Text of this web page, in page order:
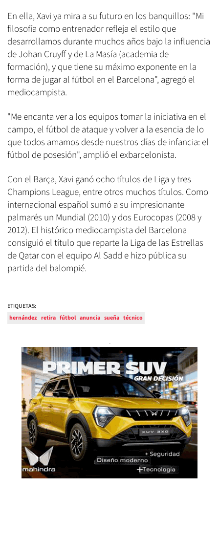
En ella, Xavi ya mira a su futuro en los banquillos: "Mi
filosofía como entrenador refleja el estilo que
desarrollamos durante muchos años bajo la influencia
de Johan Cruyff y de La Masía (academia de
formación), y que tiene su máximo exponente en la
forma de jugar al fútbol en el Barcelona", agregó el
mediocampista.
"Me encanta ver a los equipos tomar la iniciativa en el
campo, el fútbol de ataque y volver a la esencia de lo
que todos amamos desde nuestros días de infancia: el
fútbol de posesión", amplió el exbarcelonista.
Con el Barça, Xavi ganó ocho títulos de Liga y tres
Champions League, entre otros muchos títulos. Como
internacional español sumó a su impresionante
palmarés un Mundial (2010) y dos Eurocopas (2008 y
2012). El histórico mediocampista del Barcelona
consiguió el título que reparte la Liga de las Estrellas
de Qatar con el equipo Al Sadd e hizo pública su
partida del balompié.
ETIQUETAS:
hernández retira fútbol anuncia sueña técnico